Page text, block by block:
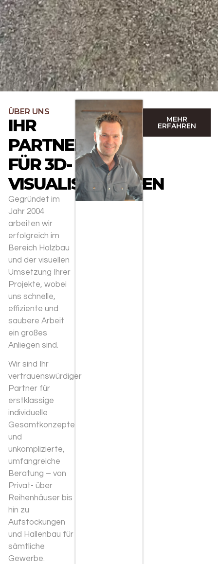
ÜBER UNS
IHR
PARTNER
FÜR 3D-
VISUALISIERUNGEN
Gegründet im
Jahr 2004
arbeiten wir
erfolgreich im
Bereich Holzbau
und der visuellen
Umsetzung Ihrer
Projekte, wobei
uns schnelle,
effiziente und
saubere Arbeit
ein großes
Anliegen sind.
Wir sind Ihr
vertrauenswürdiger
Partner für
erstklassige
individuelle
Gesamtkonzepte
und
unkomplizierte,
umfangreiche
Beratung – von
Privat- über
Reihenhäuser bis
hin zu
Aufstockungen
und Hallenbau für
sämtliche
Gewerbe.
MEHR
ERFAHREN